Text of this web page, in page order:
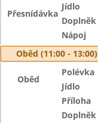
Přesnídávka
Jídlo
Doplněk
Nápoj
Oběd (11:00 - 13:00)
Oběd
Polévka
Jídlo
Příloha
Doplněk